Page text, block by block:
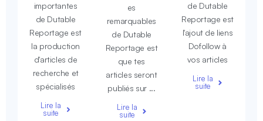
importantes
de Dutable
Reportage est
la production
d'articles de
recherche et
spécialisés
Lire la
suite
es
remarquables
de Dutable
Reportage est
que tes
articles seront
publiés sur ...
Lire la
suite
de Dutable
Reportage est
l'ajout de liens
Dofollow à
vos articles
Lire la
suite